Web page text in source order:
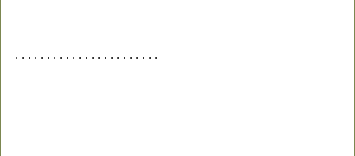
. . . . . . . . . . . . . . . . . . . . . . .